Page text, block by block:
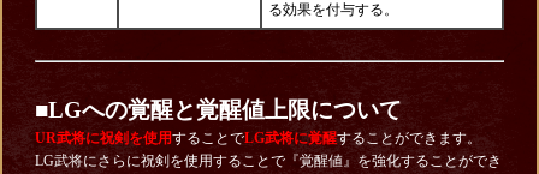
る効果を付与する。
■LGへの覚醒と覚醒値上限について
UR武将に祝剣を使用することでLG武将に覚醒することができます。
LG武将にさらに祝剣を使用することで『覚醒値』を強化することができ